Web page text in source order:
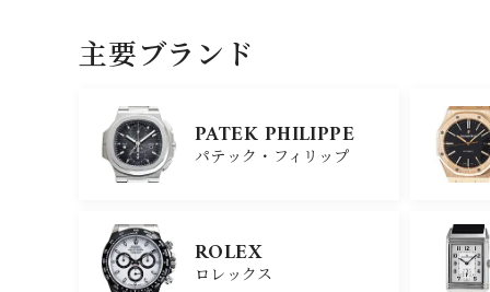
主要ブランド
PATEK PHILIPPE
パテック・フィリップ
ROLEX
ロレックス